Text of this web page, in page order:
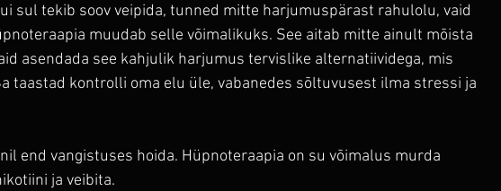
sul tekib soov veipida, tunned mitte harjumuspärast rahulolu, vaid
muudab selle võimalikuks. See aitab mitte ainult mõista
asendada see kahjulik harjumus tervislike alternatiividega, mis
taastad kontrolli oma elu üle, vabanedes sõltuvusest ilma stressi ja
end vangistuses hoida. Hüpnoteraapia on su võimalus murda
ja veibita.